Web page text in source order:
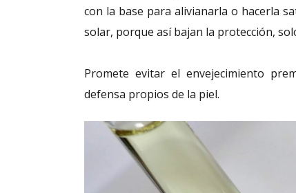
con la base para alivianarla o hacerla
solar, porque así bajan la protección,
Promete evitar el envejecimiento
defensa propios de la piel.